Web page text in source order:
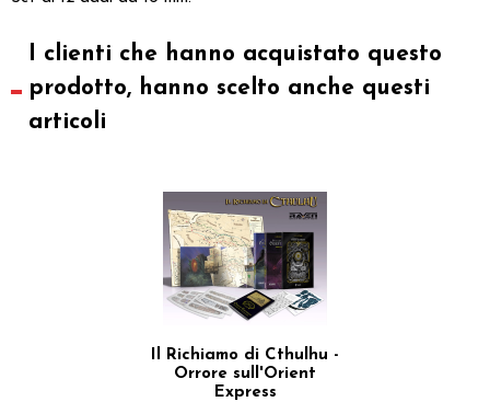
I clienti che hanno acquistato questo
prodotto, hanno scelto anche questi
articoli
Il Richiamo di Cthulhu -
Orrore sull'Orient
Express